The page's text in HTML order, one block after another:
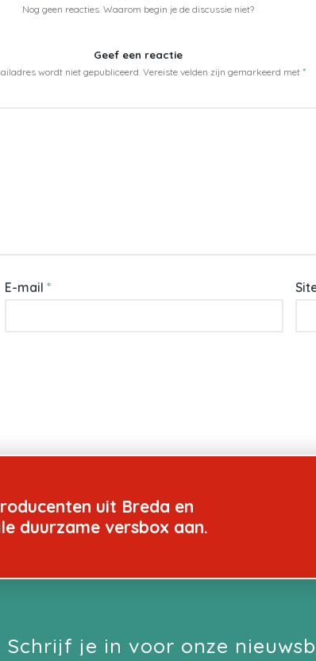
Nog geen reacties. Waarom begin je de discussie niet?
Geef een reactie
wordt niet gepubliceerd. Vereiste velden zijn gemarkeerd met *
E-mail *
uit Breda en
duurzame versbox aan.
Schrijf je in voor onze